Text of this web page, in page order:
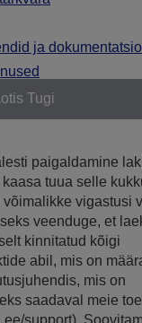
ja
Tugi
paigaldamine
tuua selle
võimalikke vigastusi
veenduge, et
kinnitatud kõigi
abil, mis on
mis on
saadaval meie
support).